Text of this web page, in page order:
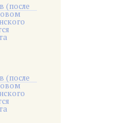
(после
(после